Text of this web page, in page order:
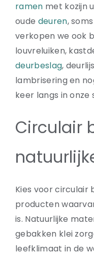
ramen met kozijn
oude deuren,
verkopen we ook
louvreluiken,
deurbeslag,
lambrisering en
keer langs in onze
Circulair
Kies voor circulair
producten
is. Natuurlijke
gebakken klei
leefklimaat in de